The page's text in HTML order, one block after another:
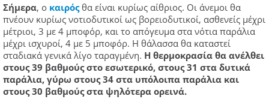
Σήμερα, ο καιρόςθα είναι κυρίως αίθριος. Οι άνεμοι θα
πνέουν κυρίως νοτιοδυτικοί ως βορειοδυτικοί, ασθενείς μέχρι
μέτριοι, 3 με 4 μποφόρ, και το απόγευμα στα νότια παράλια
μέχρι ισχυροί, 4 με 5 μποφόρ. Η θάλασσα θα καταστεί
σταδιακά γενικά λίγο ταραγμένη. Η θερμοκρασία θα ανέλθει
στους 39 βαθμούς στο εσωτερικό, στους 31 στα δυτικά
παράλια, γύρω στους 34 στα υπόλοιπα παράλια και
στους 30 βαθμούς στα ψηλότερα ορεινά.